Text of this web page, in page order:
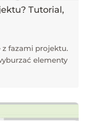
Tutorial,
fazami projektu.
elementy